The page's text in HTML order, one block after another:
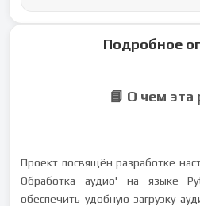
Подробное
📘 О чем эта
Проект посвящён разработке
Обработка аудио' на языке
обеспечить удобную загрузку